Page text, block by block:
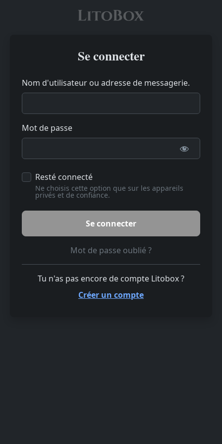
Se connecter
Nom d'utilisateur ou adresse de messagerie.
Mot de passe
Resté connecté
Ne choisis cette option que sur les appareils
privés et de confiance.
Mot de passe oublié ?
Tu n'as pas encore de compte Litobox ?
Créer un compte